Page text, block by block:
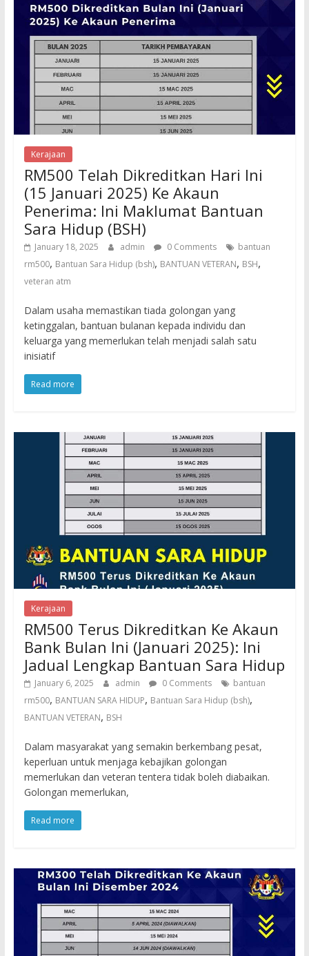
Kerajaan
RM500 Telah Dikreditkan Hari Ini
(15 Januari 2025) Ke Akaun
Penerima: Ini Maklumat Bantuan
Sara Hidup (BSH)
January 18, 2025 admin 0 Comments
bantuan
rm500, Bantuan Sara Hidup (bsh), BANTUAN VETERAN, BSH,
veteran atm
Dalam usaha memastikan tiada golongan yang
ketinggalan, bantuan bulanan kepada individu dan
keluarga yang memerlukan telah menjadi salah satu
inisiatif
Read more
Kerajaan
RM500 Terus Dikreditkan Ke Akaun
Bank Bulan Ini (Januari 2025): Ini
Jadual Lengkap Bantuan Sara Hidup
January 6, 2025 admin 0 Comments
bantuan
rm500, BANTUAN SARA HIDUP, Bantuan Sara Hidup (bsh),
BANTUAN VETERAN, BSH
Dalam masyarakat yang semakin berkembang pesat,
keperluan untuk menjaga kebajikan golongan
memerlukan dan veteran tentera tidak boleh diabaikan.
Golongan memerlukan,
Read more